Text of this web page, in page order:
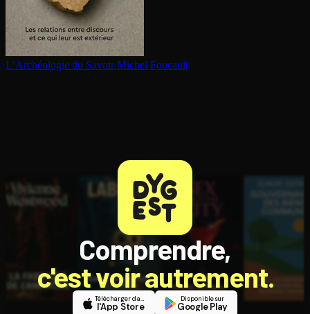
L’Archéologie du Savoir Michel Foucault
Comprendre,
c'est voir autrement.
Télécharger dans
l'App Store
Disponible sur
Google Play